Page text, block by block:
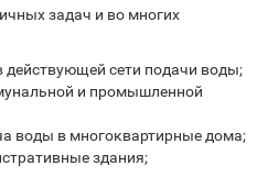
задач и во многих
сети подачи воды;
и промышленной
воды в многоквартирные дома;
здания;